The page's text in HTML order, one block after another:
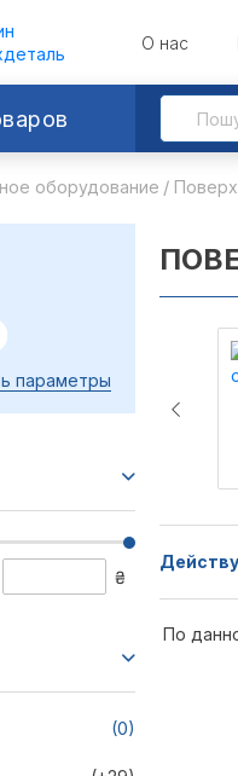
О нас
оборудование
параметры
₴
(0)
По